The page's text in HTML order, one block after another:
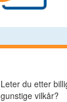
Leter du etter
gunstige vilkår?